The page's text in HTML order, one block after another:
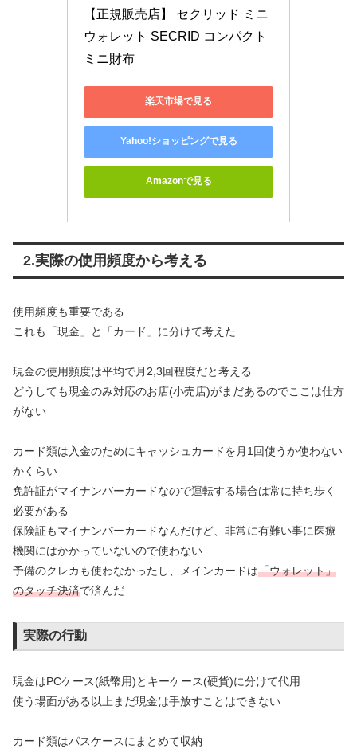
【正規販売店】 セクリッド ミニ
ウォレット SECRID コンパクト
ミニ財布
楽天市場で見る
Yahoo!ショッピングで見る
Amazonで見る
2.実際の使用頻度から考える
使用頻度も重要である
これも「現金」と「カード」に分けて考えた
現金の使用頻度は平均で月2,3回程度だと考える
どうしても現金のみ対応のお店(小売店)がまだあるのでここは仕方
がない
カード類は入金のためにキャッシュカードを月1回使うか使わない
かくらい
免許証がマイナンバーカードなので運転する場合は常に持ち歩く
必要がある
保険証もマイナンバーカードなんだけど、非常に有難い事に医療
機関にはかかっていないので使わない
予備のクレカも使わなかったし、メインカードは「ウォレット」
のタッチ決済で済んだ
実際の行動
現金はPCケース(紙幣用)とキーケース(硬貨)に分けて代用
使う場面がある以上まだ現金は手放すことはできない
カード類はパスケースにまとめて収納